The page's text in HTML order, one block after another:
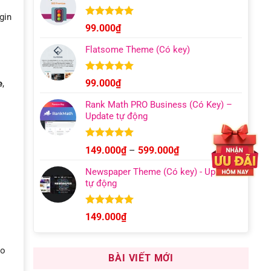
,
Được xếp
hạng 4.96
5 sao
99.000₫
Flatsome Theme (Có key)
Được xếp
hạng 4.95
5 sao
99.000₫
Rank Math PRO Business (Có Key) –
Update tự động
Được xếp
hạng5.00
5 sao
149.000₫ – 599.000₫Khoảng
từ
Newspaper Theme (Có key) - Update
tự động
Được xếp
hạng 4.92
149.000₫
BÀI VIẾT MỚI